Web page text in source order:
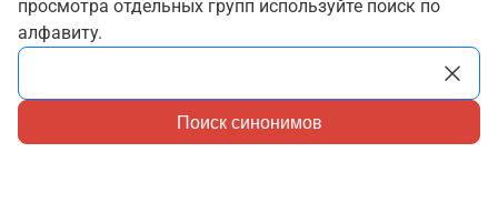
просмотра отдельных групп используйте поиск по
алфавиту.
Поиск синонимов